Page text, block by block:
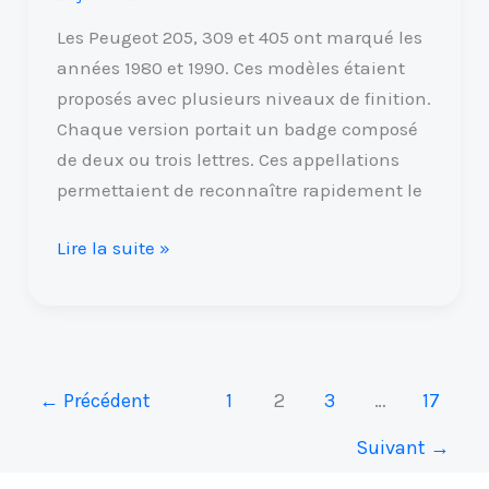
Les Peugeot 205, 309 et 405 ont marqué les
années 1980 et 1990. Ces modèles étaient
proposés avec plusieurs niveaux de finition.
Chaque version portait un badge composé
de deux ou trois lettres. Ces appellations
permettaient de reconnaître rapidement le
Lire la suite »
← Précédent 1 2 3 …
17
Suivant →